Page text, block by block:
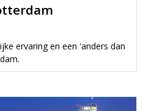
ervaring en een 'anders dan